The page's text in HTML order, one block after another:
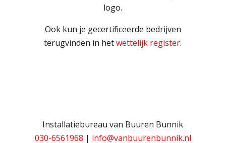
logo.
Ook kun je gecertificeerde bedrijven
terugvinden in hetwettelijk register.
Installatiebureau van Buuren Bunnik
030-6561968 | info@vanbuurenbunnik.nl